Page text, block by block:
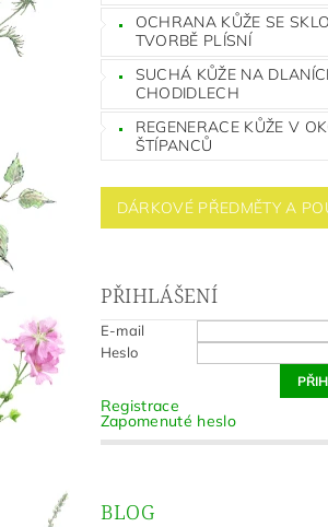
OCHRANA KŮŽE SE
TVORBĚ PLÍSNÍ
SUCHÁ KŮŽE NA
CHODIDLECH
REGENERACE KŮŽE V
ŠTÍPANCŮ
DÁRKOVÉ PŘEDMĚTY A
PŘIHLÁŠENÍ
E-mail
Heslo
Registrace
Zapomenuté heslo
BLOG